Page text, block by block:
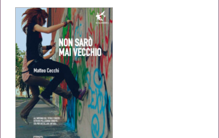
era:
€16,00.
è:
€15,20.